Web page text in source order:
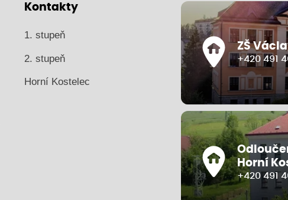
Kontakty
1. stupeň
2. stupeň
Horní Kostelec
ZŠ
+420 491
Horní
+420 491